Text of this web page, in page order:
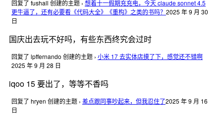
回复了 fushall 创建的主题 › 想着十一假期充充电，今天 claude sonnet 4.5
更牛逼了，还有必要看《代码大全》《重构》之类的书吗？ 2025 年 9 月 30
日
国庆出去玩不好吗，有些东西终究会过时
回复了 lpffernando 创建的主题 › 小米 17 去实体店摸了下，感觉还不错啊
2025 年 9 月 28 日
iqoo 15 要出了，等等不香吗
回复了 hryen 创建的主题 › 差点跟同事吵起来，但我忍住了2025 年 9 月 16
日